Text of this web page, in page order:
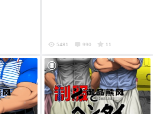
5481 990 11